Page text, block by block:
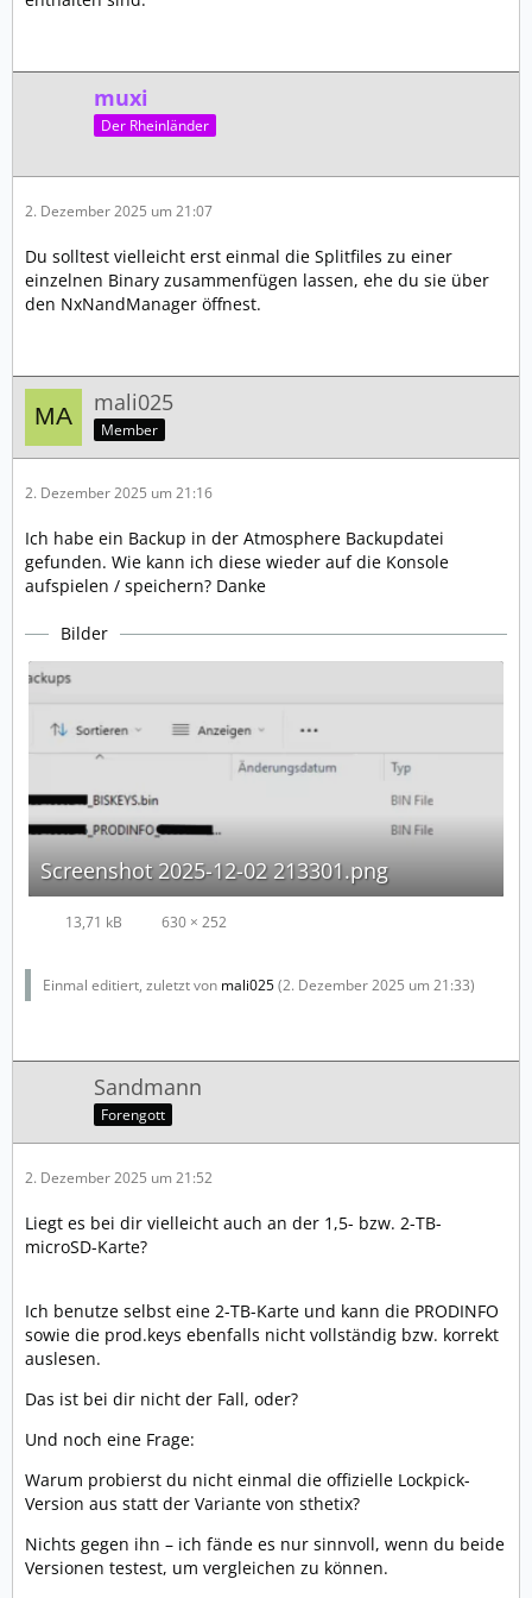
muxi
Der Rheinländer
2. Dezember 2025 um 21:07
Du solltest vielleicht erst einmal die Splitfiles zu einer
einzelnen Binary zusammenfügen lassen, ehe du sie über
den NxNandManager öffnest.
mali025
Member
2. Dezember 2025 um 21:16
Ich habe ein Backup in der Atmosphere Backupdatei
gefunden. Wie kann ich diese wieder auf die Konsole
aufspielen / speichern? Danke
Bilder
Screenshot 2025-12-02 213301.png
13,71 kB 630 × 252
Einmal editiert, zuletzt von mali025(2. Dezember 2025 um 21:33)
Sandmann
Forengott
2. Dezember 2025 um 21:52
Liegt es bei dir vielleicht auch an der 1,5- bzw. 2-TB-
microSD-Karte?
Ich benutze selbst eine 2-TB-Karte und kann die PRODINFO
sowie die prod.keys ebenfalls nicht vollständig bzw. korrekt
auslesen.
Das ist bei dir nicht der Fall, oder?
Und noch eine Frage:
Warum probierst du nicht einmal die offizielle Lockpick-
Version aus statt der Variante von sthetix?
Nichts gegen ihn – ich fände es nur sinnvoll, wenn du beide
Versionen testest, um vergleichen zu können.